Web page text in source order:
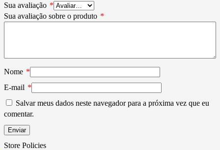
Sua avaliação *
Sua avaliação sobre o produto *
Nome *
E-mail *
Salvar meus dados neste navegador para a próxima vez que eu
comentar.
Store Policies